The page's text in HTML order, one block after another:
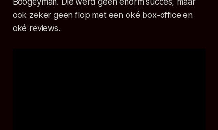
ook zeker geen flop met een oké box-office en
oké reviews.